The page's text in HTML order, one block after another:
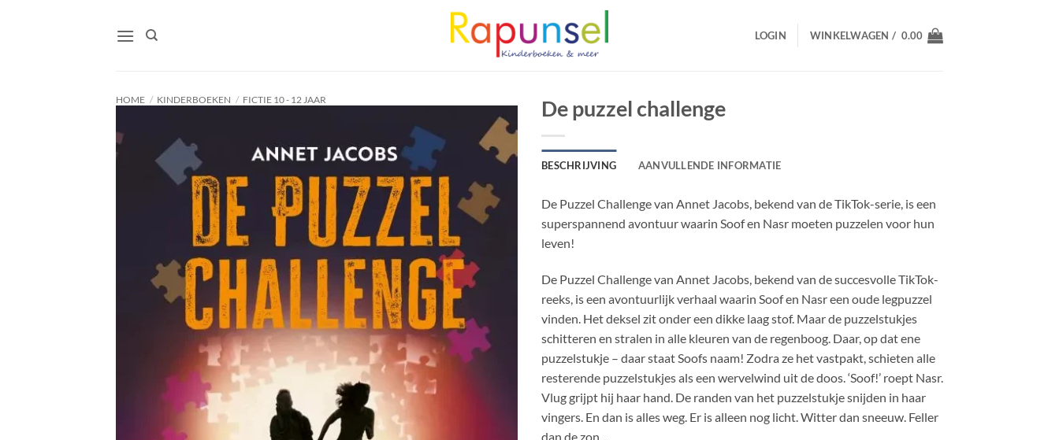
LOGIN WINKELWAGEN / 0.00
HOME / KINDERBOEKEN / FICTIE 10 - 12 JAAR De puzzel challenge
BESCHRIJVING AANVULLENDE INFORMATIE
De Puzzel Challenge van Annet Jacobs, bekend van de TikTok-serie, is een
superspannend avontuur waarin Soof en Nasr moeten puzzelen voor hun
leven!
De Puzzel Challenge van Annet Jacobs, bekend van de succesvolle TikTok-
reeks, is een avontuurlijk verhaal waarin Soof en Nasr een oude legpuzzel
vinden. Het deksel zit onder een dikke laag stof. Maar de puzzelstukjes
schitteren en stralen in alle kleuren van de regenboog. Daar, op dat ene
puzzelstukje – daar staat Soofs naam! Zodra ze het vastpakt, schieten alle
resterende puzzelstukjes als een wervelwind uit de doos. ‘Soof!’ roept Nasr.
Vlug grijpt hij haar hand. De randen van het puzzelstukje snijden in haar
vingers. En dan is alles weg. Er is alleen nog licht. Witter dan sneeuw. Feller
dan de zon…